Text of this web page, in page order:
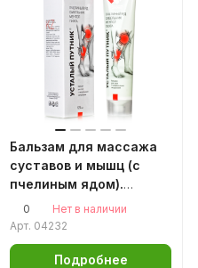
Бальзам для массажа
суставов и мышц (с
пчелиным ядом).
"Усталый путник®" 150
мл.
0
Нет в наличии
Арт. 04232
Подробнее